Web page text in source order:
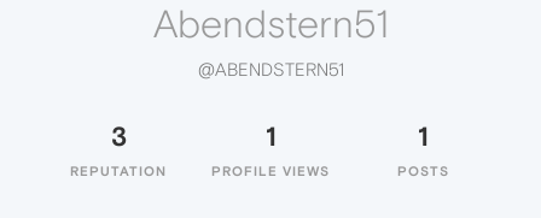
Abendstern51
@ABENDSTERN51
3
REPUTATION
1
PROFILE VIEWS
1
POSTS